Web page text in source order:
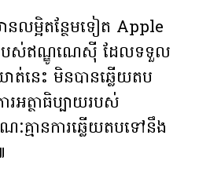
នលម្អិតន្ថែមទៀត Apple
របស់ឥណ្ឌូណេស៊ី ដែលទទួល
ាត់នេះ មិនបានឆ្លើយតប
អត្ថាធិប្បាយរបស់
គ្មានការឆ្លើយតបទៅនឹង